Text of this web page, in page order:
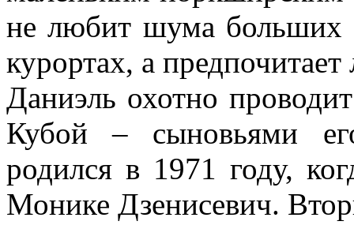
не любит шума больших
курортах, а
Даниэль охотно
Кубой – сыновьями
родился в 1971 году,
Монике Дзенисевич.